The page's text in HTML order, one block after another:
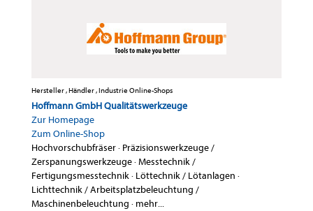
Hersteller , Händler , Industrie Online-Shops
Hoffmann GmbH Qualitätswerkzeuge
Zur Homepage
Zum Online-Shop
Hochvorschubfräser· Präzisionswerkzeuge /
Zerspanungswerkzeuge·Messtechnik /
Fertigungsmesstechnik· Löttechnik / Lötanlagen ·
Lichttechnik / Arbeitsplatzbeleuchtung /
Maschinenbeleuchtung · mehr...